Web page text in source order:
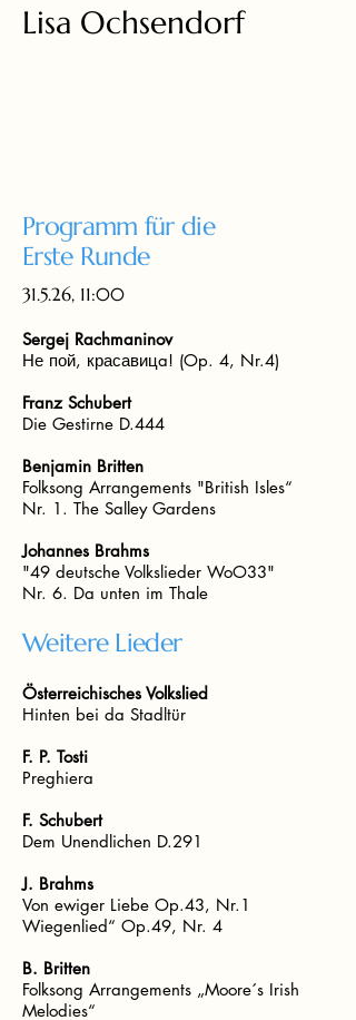
Lisa Ochsendorf
Programm für die
Erste Runde
Sergej Rachmaninov
Не пой, красавицa! (Op. 4, Nr.4)
Franz Schubert
Die Gestirne D.444
Benjamin Britten
Folksong Arrangements "British Isles“
Nr. 1. The Salley Gardens
Johannes Brahms
"49 deutsche Volkslieder WoO33"
Nr. 6. Da unten im Thale
31.5.26, 11:00
Weitere Lieder
Österreichisches Volkslied
Hinten bei da Stadltür
F. P. Tosti
Preghiera
F. Schubert
Dem Unendlichen D.291
J. Brahms
Von ewiger Liebe Op.43, Nr.1
Wiegenlied“ Op.49, Nr. 4
B. Britten
Folksong Arrangements „Moore´s Irish
Melodies“